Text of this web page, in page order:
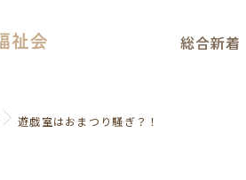
総合新着
遊戯室はおまつり騒ぎ？！